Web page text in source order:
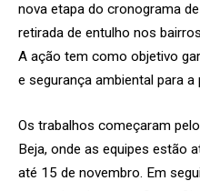
nova etapa do cronograma
retirada de entulho nos
A ação tem como objetivo
e segurança ambiental para a
Os trabalhos começaram
Beja, onde as equipes estão
até 15 de novembro. Em